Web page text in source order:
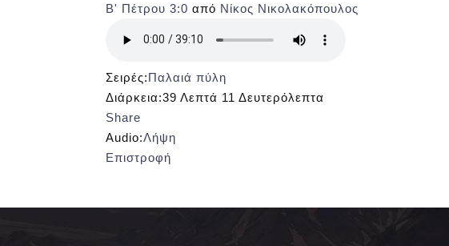
Β' Πέτρου 3:0 από Νίκος Νικολακόπουλος
Σειρές:Παλαιά πύλη
Διάρκεια:39 Λεπτά 11 Δευτερόλεπτα
Share
Audio:Λήψη
Επιστροφή